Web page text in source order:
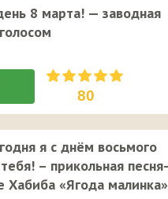
8 марта! — заводная
80
я с днём вoсьмого
– прикольная песня-
Хабиба «Ягода малинка»